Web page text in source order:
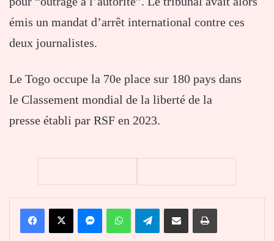
émis un mandat d’arrêt international contre ces
deux journalistes.
Le Togo occupe la 70e place sur 180 pays dans
le Classement mondial de la liberté de la
presse établi par RSF en 2023.
FacebookX MessengerWhatsAppTelegramPartager par email Imprimer